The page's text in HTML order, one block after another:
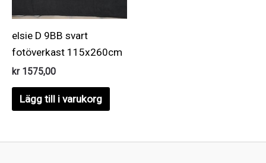
elsie D 9BB svart
fotöverkast 115x260cm
kr1575,00
Lägg till i varukorg